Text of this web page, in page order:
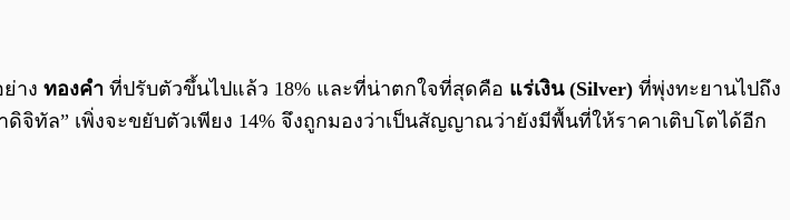
าง ทองคำ ที่ปรับตัวขึ้นไปแล้ว 18% และที่น่าตกใจที่สุดคือ แร่เงิน (Silver) ที่พุ่งทะยานไปถึง
จิทัล” เพิ่งจะขยับตัวเพียง 14% จึงถูกมองว่าเป็นสัญญาณว่ายังมีพื้นที่ให้ราคาเติบโตได้อีก